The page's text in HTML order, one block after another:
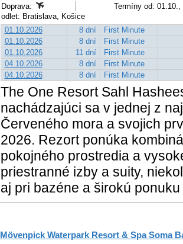
Doprava:
Termíny od: 01.10.,
odlet: Bratislava, Košice
01.10.2026
8 dní
First Minute
01.10.2026
8 dní
First Minute
01.10.2026
11 dní
First Minute
04.10.2026
8 dní
First Minute
04.10.2026
8 dní First Minute
The One Resort Sahl
nachádzajúci sa v jednej z
Červeného mora a svojich
2026. Rezort ponúka
pokojného prostredia a
priestranné izby a suity,
aj pri bazéne a širokú
Mövenpick Waterpark Resort & Spa Soma